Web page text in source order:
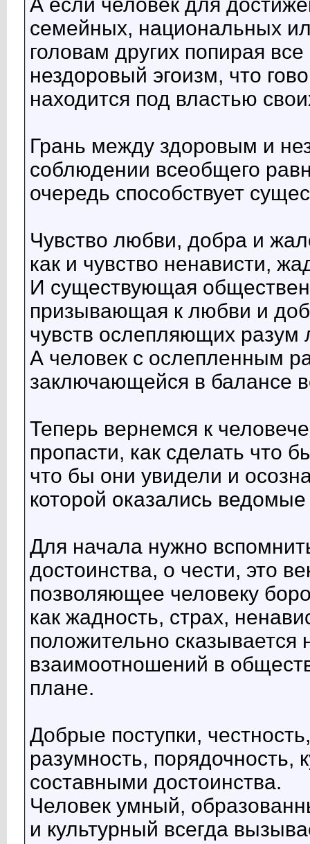
А если человек для
семейных, национальных
головам других попирая
нездоровый эгоизм, что
находится под властью
Грань между здоровым и
соблюдении всеобщего
очередь способствует
Чувство любви, добра и
как и чувство ненависти,
И существующая
призывающая к любви и
чувств ослепляющих разум
А человек с ослепленным
заключающейся в балансе
Теперь вернемся к
пропасти, как сделать что
что бы они увидели и
которой оказались
Для начала нужно
достоинства, о чести, это
позволяющее человеку
как жадность, страх,
положительно
взаимоотношений в
плане.
Добрые поступки,
разумность, порядочность,
составными достоинства.
Человек умный,
и культурный всегда